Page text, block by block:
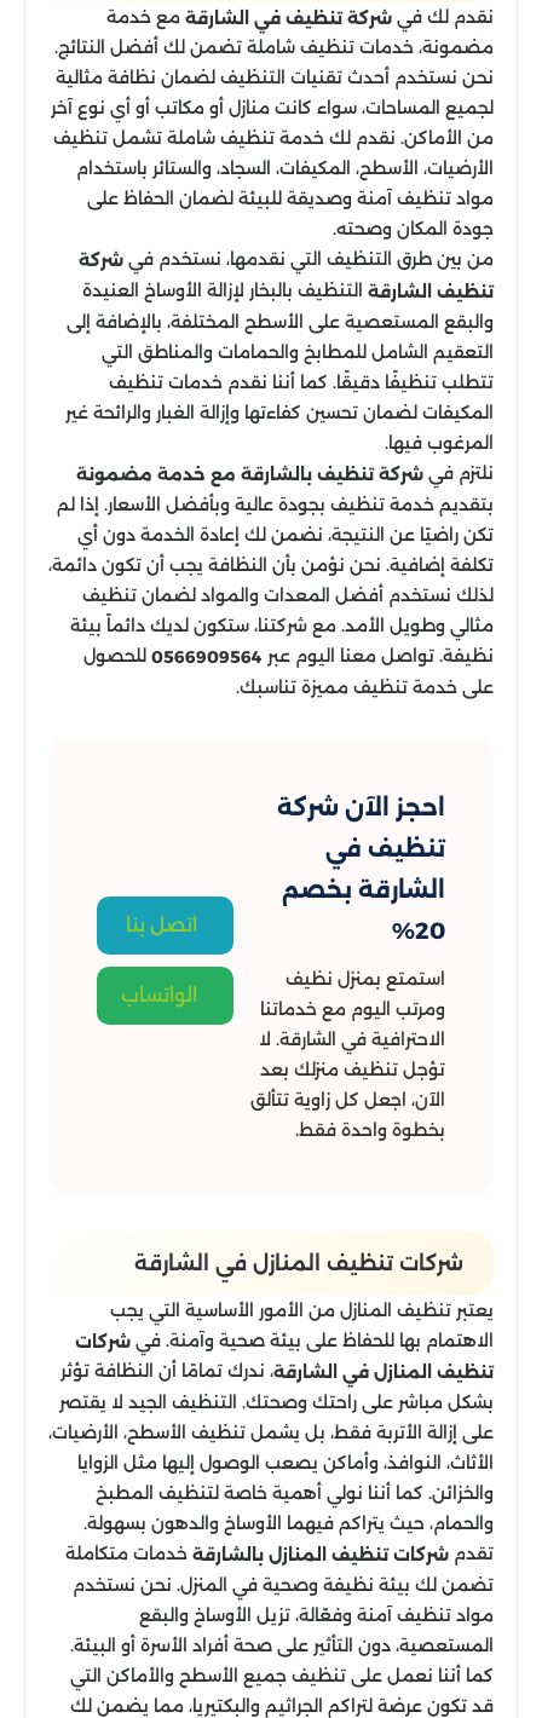
نقدم لك في شركة تنظيف في الشارقة مع خدمة
مضمونة، خدمات تنظيف شاملة تضمن لك أفضل النتائج.
نحن نستخدم أحدث تقنيات التنظيف لضمان نظافة مثالية
لجميع المساحات، سواء كانت منازل أو مكاتب أو أي نوع آخر
من الأماكن. نقدم لك خدمة تنظيف شاملة تشمل تنظيف
الأرضيات، الأسطح، المكيفات، السجاد، والستائر باستخدام
مواد تنظيف آمنة وصديقة للبيئة لضمان الحفاظ على
جودة المكان وصحته.
من بين طرق التنظيف التي نقدمها، نستخدم في شركة
تنظيف الشارقة التنظيف بالبخار لإزالة الأوساخ العنيدة
والبقع المستعصية على الأسطح المختلفة، بالإضافة إلى
التعقيم الشامل للمطابخ والحمامات والمناطق التي
تتطلب تنظيفًا دقيقًا. كما أننا نقدم خدمات تنظيف
المكيفات لضمان تحسين كفاءتها وإزالة الغبار والرائحة غير
المرغوب فيها.
نلتزم في شركة تنظيف بالشارقة مع خدمة مضمونة
بتقديم خدمة تنظيف بجودة عالية وبأفضل الأسعار. إذا لم
تكن راضيًا عن النتيجة، نضمن لك إعادة الخدمة دون أي
تكلفة إضافية. نحن نؤمن بأن النظافة يجب أن تكون دائمة،
لذلك نستخدم أفضل المعدات والمواد لضمان تنظيف
مثالي وطويل الأمد. مع شركتنا، ستكون لديك دائماً بيئة
نظيفة. تواصل معنا اليوم عبر 0566909564 للحصول
على خدمة تنظيف مميزة تناسبك.
احجز الآن شركة
تنظيف في
الشارقة بخصم
20%
استمتع بمنزل نظيف
ومرتب اليوم مع خدماتنا
الاحترافية في الشارقة. لا
تؤجل تنظيف منزلك بعد
الآن، اجعل كل زاوية تتألق
بخطوة واحدة فقط.
اتصل بنا
الواتساب
شركات تنظيف المنازل في الشارقة
يعتبر تنظيف المنازل من الأمور الأساسية التي يجب
الاهتمام بها للحفاظ على بيئة صحية وآمنة. في شركات
تنظيف المنازل في الشارقة، ندرك تمامًا أن النظافة تؤثر
بشكل مباشر على راحتك وصحتك. التنظيف الجيد لا يقتصر
على إزالة الأتربة فقط، بل يشمل تنظيف الأسطح، الأرضيات،
الأثاث، النوافذ، وأماكن يصعب الوصول إليها مثل الزوايا
والخزائن. كما أننا نولي أهمية خاصة لتنظيف المطبخ
والحمام، حيث يتراكم فيهما الأوساخ والدهون بسهولة.
تقدم شركات تنظيف المنازل بالشارقة خدمات متكاملة
تضمن لك بيئة نظيفة وصحية في المنزل. نحن نستخدم
مواد تنظيف آمنة وفعّالة، تزيل الأوساخ والبقع
المستعصية، دون التأثير على صحة أفراد الأسرة أو البيئة.
كما أننا نعمل على تنظيف جميع الأسطح والأماكن التي
قد تكون عرضة لتراكم الجراثيم والبكتيريا، مما يضمن لك